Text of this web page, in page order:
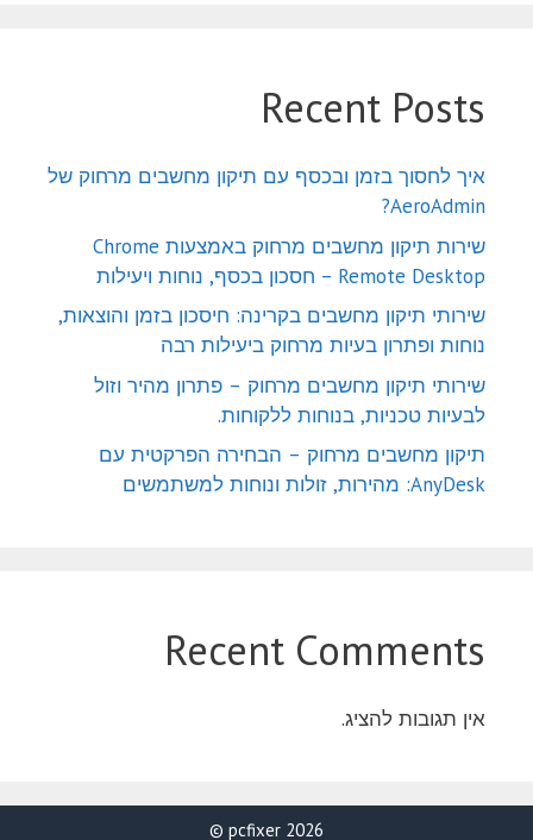
Recent Posts
איך לחסוך בזמן ובכסף עם תיקון מחשבים מרחוק של
AeroAdmin?
שירות תיקון מחשבים מרחוק באמצעות Chrome
Remote Desktop – חסכון בכסף, נוחות ויעילות
שירותי תיקון מחשבים בקרינה: חיסכון בזמן והוצאות,
נוחות ופתרון בעיות מרחוק ביעילות רבה
שירותי תיקון מחשבים מרחוק – פתרון מהיר וזול
לבעיות טכניות, בנוחות ללקוחות.
תיקון מחשבים מרחוק – הבחירה הפרקטית עם
AnyDesk: מהירות, זולות ונוחות למשתמשים
Recent Comments
אין תגובות להציג.
2026 pcfixer ©